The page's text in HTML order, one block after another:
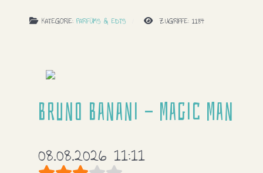
KATEGORIE: PARFÜMS & EDTS ZUGRIFFE: 1184
Bruno Banani - Magic Man
08.08.2026 11:11